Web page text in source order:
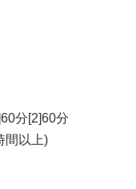
分[2]60分
間以上)